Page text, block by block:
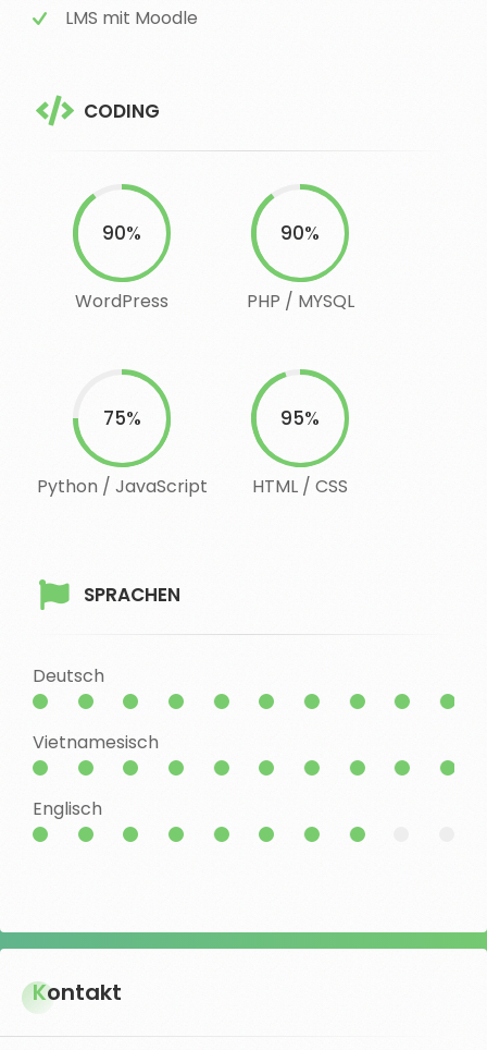
LMS mit Moodle
CODING
WordPress
90%
PHP / MYSQL
90%
Python / JavaScript
75%
HTML / CSS
95%
SPRACHEN
Deutsch
Vietnamesisch
Englisch
Kontakt